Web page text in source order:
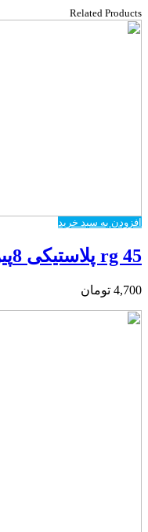
Related Products
افزودن به سبد خرید
rg 45 پلاستیکی 8پین صاف
4,700 تومان